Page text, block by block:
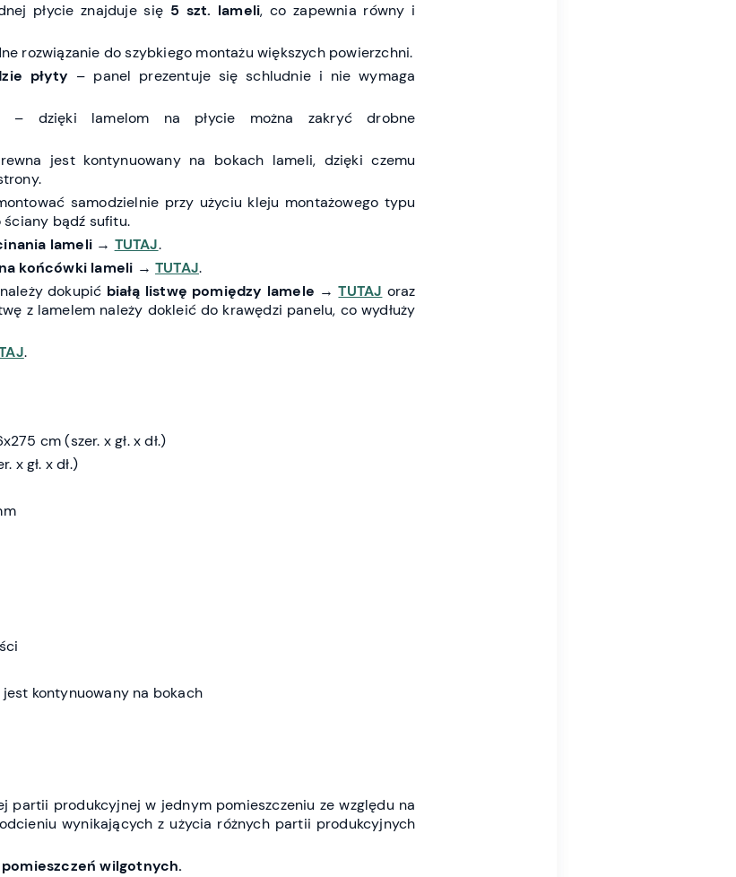
płycie znajduje się 5 szt. lameli, co zapewnia równy i
rozwiązanie do szybkiego montażu większych powierzchni.
płyty – panel prezentuje się schludnie i nie wymaga
– dzięki lamelom na płycie można zakryć drobne
jest kontynuowany na bokach lameli, dzięki czemu
samodzielnie przy użyciu kleju montażowego typu
bądź sufitu.
lameli → TUTAJ.
końcówki lameli → TUTAJ.
dokupić białą listwę pomiędzy lamele →TUTAJ oraz
z lamelem należy dokleić do krawędzi panelu, co wydłuży
.
cm (szer. x gł. x dł.)
x gł. x dł.)
kontynuowany na bokach
partii produkcyjnej w jednym pomieszczeniu ze względu na
wynikających z użycia różnych partii produkcyjnych
wilgotnych.